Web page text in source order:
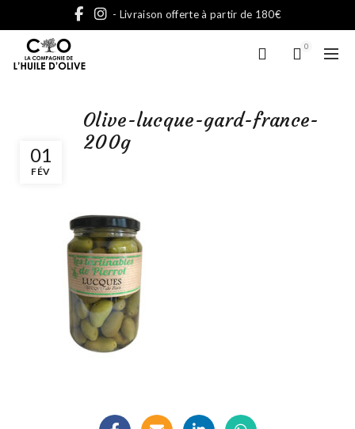
- Livraison offerte à partir de 180€
0
01
FÉV
Olive-lucque-gard-france-
200g